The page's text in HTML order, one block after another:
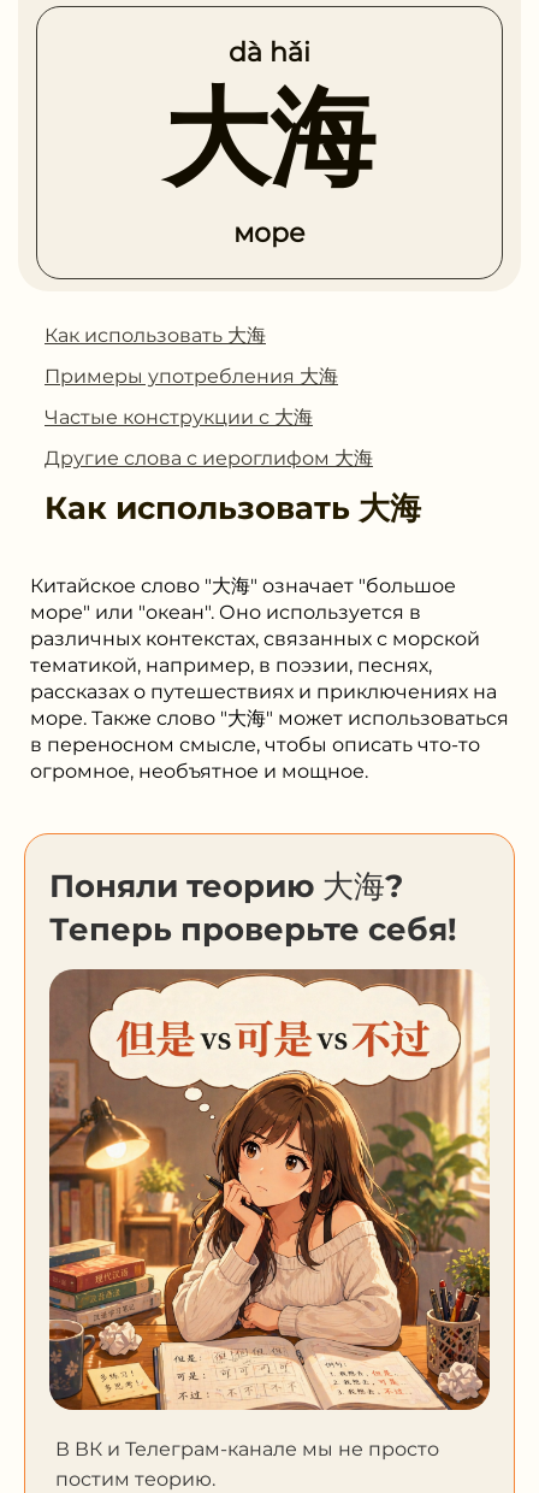
dà hǎi
大海
море
Как использовать 大海
Примеры употребления 大海
Частые конструкции с 大海
Другие слова с иероглифом 大海
Как использовать 大海
Китайское слово "大海" означает "большое
море" или "океан". Оно используется в
различных контекстах, связанных с морской
тематикой, например, в поэзии, песнях,
рассказах о путешествиях и приключениях на
море. Также слово "大海" может использоваться
в переносном смысле, чтобы описать что-то
огромное, необъятное и мощное.
Поняли теорию 大海?
Теперь проверьте себя!
В ВК и Телеграм-канале мы не просто
постим теорию.